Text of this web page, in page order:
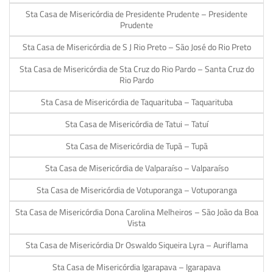
Sta Casa de Misericórdia de Presidente Prudente – Presidente
Prudente
Sta Casa de Misericórdia de S J Rio Preto – São José do Rio Preto
Sta Casa de Misericórdia de Sta Cruz do Rio Pardo – Santa Cruz do
Rio Pardo
Sta Casa de Misericórdia de Taquarituba – Taquarituba
Sta Casa de Misericórdia de Tatui – Tatuí
Sta Casa de Misericórdia de Tupã – Tupã
Sta Casa de Misericórdia de Valparaíso – Valparaíso
Sta Casa de Misericórdia de Votuporanga – Votuporanga
Sta Casa de Misericórdia Dona Carolina Melheiros – São João da Boa
Vista
Sta Casa de Misericórdia Dr Oswaldo Siqueira Lyra – Auriflama
Sta Casa de Misericórdia Igarapava – Igarapava